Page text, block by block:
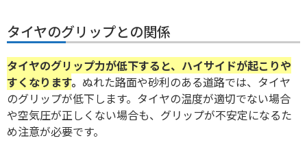
タイヤのグリップとの関係
タイヤのグリップ力が低下すると、ハイサイドが起こりや
すくなります。 ぬれた路面や砂利のある道路では、タイヤ
のグリップが低下します。タイヤの温度が適切でない場合
や空気圧が正しくない場合も、グリップが不安定になるた
め注意が必要です。